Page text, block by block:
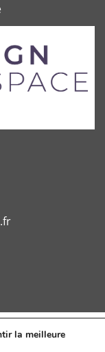
Légales-Conditions
la meilleure